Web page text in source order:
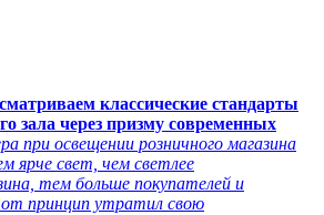
классические стандарты
зала через призму современных
при освещении розничного магазина
ярче свет, чем светлее
тем больше покупателей и
принцип утратил свою